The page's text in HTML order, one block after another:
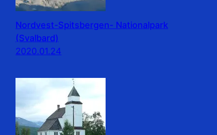
Nordvest-Spitsbergen- Nationalpark
(Svalbard)
2020.01.24